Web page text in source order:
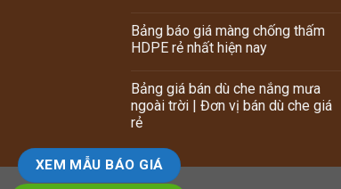
Bảng báo giá màng chống thấm
HDPE rẻ nhất hiện nay
Bảng giá bán dù che nắng mưa
ngoài trời | Đơn vị bán dù che giá
rẻ
XEM MẪU BÁO GIÁ